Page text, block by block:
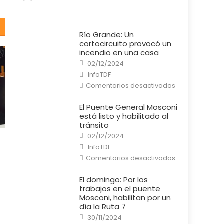
Río Grande: Un
cortocircuito provocó un
incendio en una casa
Posted
on
02/12/2024
Author
InfoTDF
Comentarios desactivadosen
Río
Un
cortocircuito
El Puente General Mosconi
está listo y habilitado al
tránsito
Posted
on
02/12/2024
Author
InfoTDF
Comentarios desactivadosen
El
El domingo: Por los
trabajos en el puente
Mosconi, habilitan por un
día la Ruta 7
Posted
on
30/11/2024